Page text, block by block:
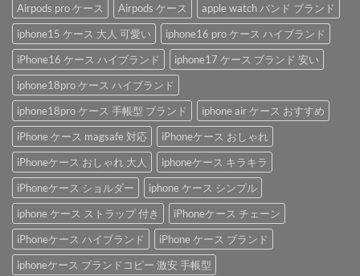
Airpods pro ケース Airpods ケース
apple watch バンド ブランド
iphone15 ケース 大人 可愛い
iphone16 pro ケース ハイブランド
iPhone16 ケース ハイブランド
iphone17 ケース ブランド 安い
iphone18pro ケース ハイブランド
iphone18pro ケース 手帳型 ブランド
iphone air ケース おすすめ
iPhone ケース magsafe 対応
iPhoneケース おしゃれ
iPhoneケース おしゃれ 大人
iphoneケース キラキラ
iPhoneケース ショルダー
iphone ケース シンプル
iphone ケース ストラップ 付き
iPhoneケース チェーン
iPhoneケース ハイブランド
iPhone ケース ブランド
iphoneケース ブランドコピー 激安 手帳型